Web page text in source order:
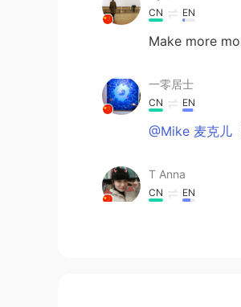
CN EN
Make more
一零居士
CN EN
@Mike 麦克儿
T Anna
CN EN